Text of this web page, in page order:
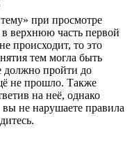
при просмотре
верхнюю часть первой
происходит, то это
тем могла быть
должно пройти до
не прошло. Также
на неё, однако
вы не нарушаете правила